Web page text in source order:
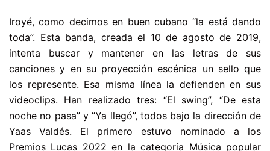
Iroyé, como decimos en buen cubano “la está dando
toda”. Esta banda, creada el 10 de agosto de 2019,
intenta buscar y mantener en las letras de sus
canciones y en su proyección escénica un sello que
los represente. Esa misma línea la defienden en sus
videoclips. Han realizado tres: “El swing”, “De esta
noche no pasa” y “Ya llegó”, todos bajo la dirección de
Yaas Valdés. El primero estuvo nominado a los
Premios Lucas 2022 en la categoría Música popular